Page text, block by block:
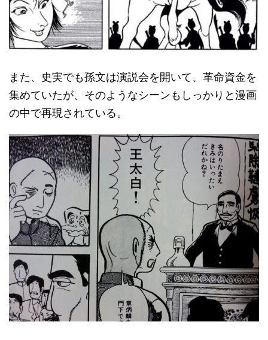
また、史実でも孫文は演説会を開いて、革命資金を
集めていたが、そのようなシーンもしっかりと漫画
の中で再現されている。